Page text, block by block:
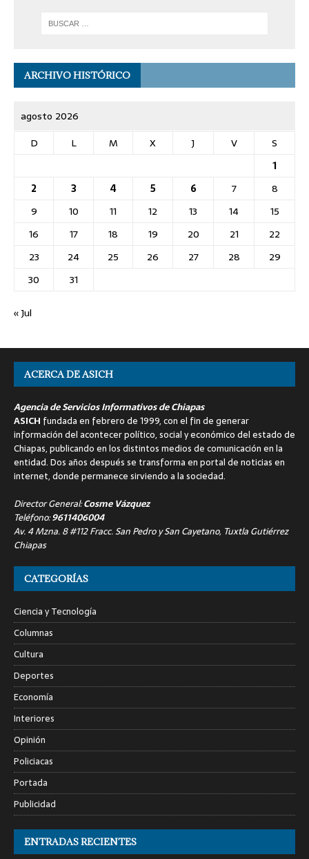
ARCHIVO HISTÓRICO
agosto 2026
D
L M X J V
S
1
2
3 4 5 6 7
8
9
10 11 12 13 14
15
16
17 18 19 20 21
22
23
24 25 26 27 28
29
30
31
« Jul
ACERCA DE ASICH
Agencia de Servicios Informativos de Chiapas
ASICH fundada en febrero de 1999, con el fin de generar
información del acontecer político, social y económico del estado de
Chiapas, publicando en los distintos medios de comunicación en la
entidad. Dos años después se transforma en portal de noticias en
internet, donde permanece sirviendo a la sociedad.
Director General:Cosme Vázquez
Teléfono:9611406004
Av. 4 Mzna. 8 #112 Fracc. San Pedro y San Cayetano, Tuxtla Gutiérrez
Chiapas
CATEGORÍAS
Ciencia y Tecnología
Columnas
Cultura
Deportes
Economía
Interiores
Opinión
Policiacas
Portada
Publicidad
ENTRADAS RECIENTES